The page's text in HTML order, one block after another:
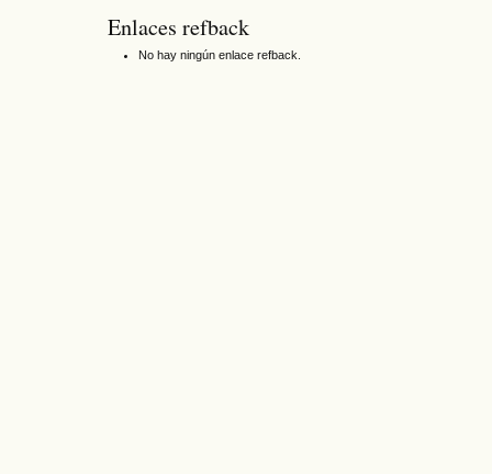
Enlaces refback
No hay ningún enlace refback.